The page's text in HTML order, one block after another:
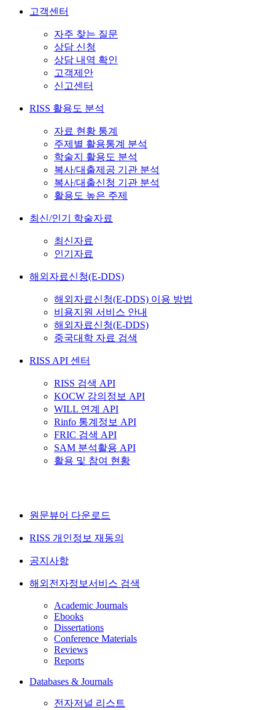
고객센터
자주 찾는 질문
상담 신청
상담 내역 확인
고객제안
신고센터
RISS 활용도 분석
자료 현황 통계
주제별 활용통계 분석
학술지 활용도 분석
복사/대출제공 기관 분석
복사/대출신청 기관 분석
활용도 높은 주제
최신/인기 학술자료
최신자료
인기자료
해외자료신청(E-DDS)
해외자료신청(E-DDS) 이용 방법
비용지원 서비스 안내
해외자료신청(E-DDS)
중국대학 자료 검색
RISS API 센터
RISS 검색 API
KOCW 강의정보 API
WILL 연계 API
Rinfo 통계정보 API
FRIC 검색 API
SAM 분석활용 API
활용 및 참여 현황
원문뷰어 다운로드
RISS 개인정보 재동의
공지사항
해외전자정보서비스 검색
Academic Journals
Ebooks
Dissertations
Conference Materials
Reviews
Reports
Databases & Journals
전자저널 리스트